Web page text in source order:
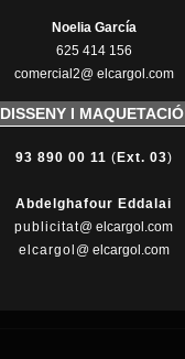
Noelia García
625 414 156
comercial2@ elcargol.com
DISSENY I MAQUETACIÓ
93 890 00 11 ( Ext. 03)
Abdelghafour Eddalai
publicitat@ elcargol.com
elcargol @ elcargol.com